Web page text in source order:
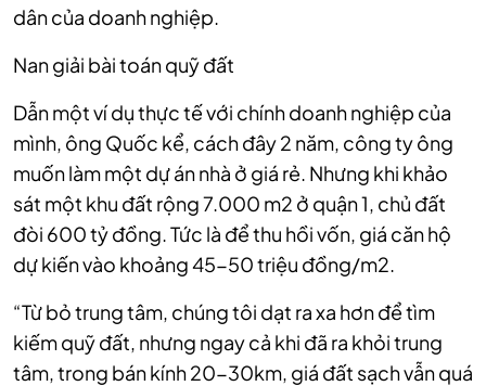
dân của doanh nghiệp.
Nan giải bài toán quỹ đất
Dẫn một ví dụ thực tế với chính doanh nghiệp của
mình, ông Quốc kể, cách đây 2 năm, công ty ông
muốn làm một dự án nhà ở giá rẻ. Nhưng khi khảo
sát một khu đất rộng 7.000 m2 ở quận 1, chủ đất
đòi 600 tỷ đồng. Tức là để thu hồi vốn, giá căn hộ
dự kiến vào khoảng 45-50 triệu đồng/m2.
“Từ bỏ trung tâm, chúng tôi dạt ra xa hơn để tìm
kiếm quỹ đất, nhưng ngay cả khi đã ra khỏi trung
tâm, trong bán kính 20-30km, giá đất sạch vẫn quá